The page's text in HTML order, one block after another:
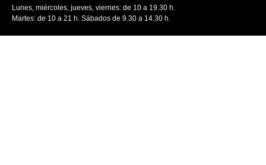
Lunes, miércoles, jueves, viernes: de 10 a 19.30 h.
Martes: de 10 a 21 h. Sábados de 9.30 a 14.30 h.